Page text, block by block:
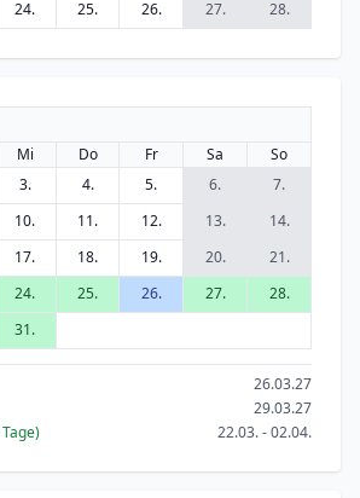
24. 25. 26. 27. 28.
Mi Do Fr Sa
So
3. 4. 5. 6.
7.
10. 11. 12. 13.
14.
17. 18. 19. 20.
21.
24. 25. 26. 27.
28.
31.
26.03.27
29.03.27
Tage) 22.03. - 02.04.